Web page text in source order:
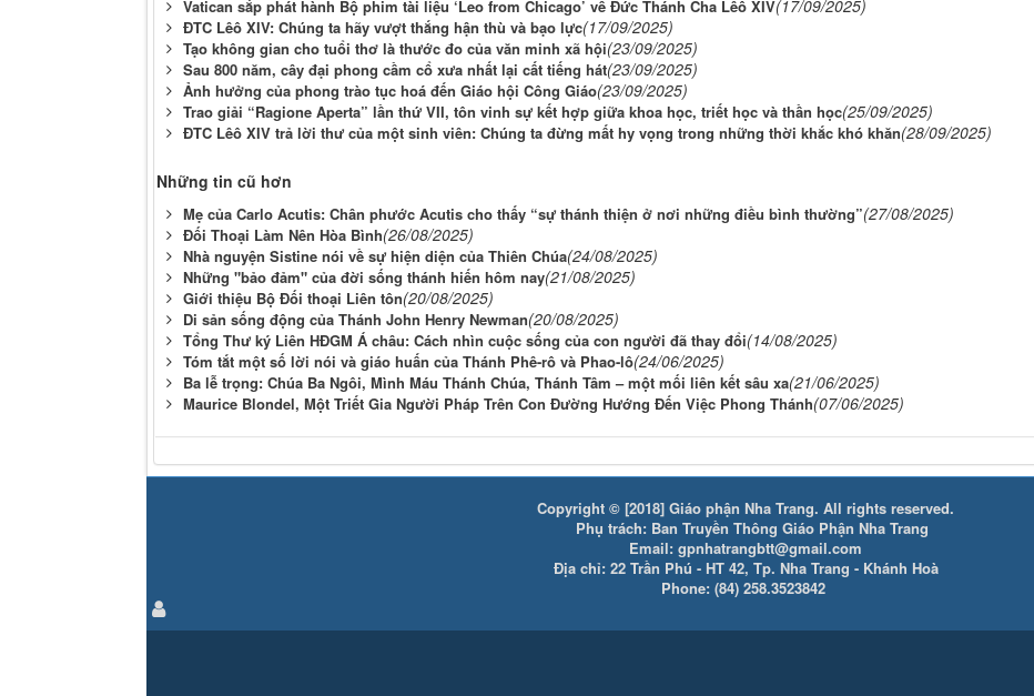
Vatican sắp phát hành Bộ phim tài liệu ‘Leo from Chicago’ về Đức Thánh Cha Lêô XIV(17/09/2025)
ĐTC Lêô XIV: Chúng ta hãy vượt thắng hận thù và bạo lực(17/09/2025)
Tạo không gian cho tuổi thơ là thước đo của văn minh xã hội(23/09/2025)
Sau 800 năm, cây đại phong cầm cổ xưa nhất lại cất tiếng hát(23/09/2025)
Ảnh hưởng của phong trào tục hoá đến Giáo hội Công Giáo(23/09/2025)
Trao giải “Ragione Aperta” lần thứ VII, tôn vinh sự kết hợp giữa khoa học, triết học và thần học(25/09/2025)
ĐTC Lêô XIV trả lời thư của một sinh viên: Chúng ta đừng mất hy vọng trong những thời khắc khó khăn(28/09/2025)
Những tin cũ hơn
Mẹ của Carlo Acutis: Chân phước Acutis cho thấy “sự thánh thiện ở nơi những điều bình thường”(27/08/2025)
Đối Thoại Làm Nên Hòa Bình(26/08/2025)
Nhà nguyện Sistine nói về sự hiện diện của Thiên Chúa(24/08/2025)
Những "bảo đảm" của đời sống thánh hiến hôm nay(21/08/2025)
Giới thiệu Bộ Đối thoại Liên tôn(20/08/2025)
Di sản sống động của Thánh John Henry Newman(20/08/2025)
Tổng Thư ký Liên HĐGM Á châu: Cách nhìn cuộc sống của con người đã thay đổi(14/08/2025)
Tóm tắt một số lời nói và giáo huấn của Thánh Phê-rô và Phao-lô(24/06/2025)
Ba lễ trọng: Chúa Ba Ngôi, Mình Máu Thánh Chúa, Thánh Tâm – một mối liên kết sâu xa(21/06/2025)
Maurice Blondel, Một Triết Gia Người Pháp Trên Con Đường Hướng Đến Việc Phong Thánh(07/06/2025)
Copyright © [2018] Giáo phận Nha Trang. All rights reserved.
Phụ trách: Ban Truyền Thông Giáo Phận Nha Trang
Email: gpnhatrangbtt@gmail.com
Địa chỉ: 22 Trần Phú - HT 42, Tp. Nha Trang - Khánh Hoà
Phone: (84) 258.3523842